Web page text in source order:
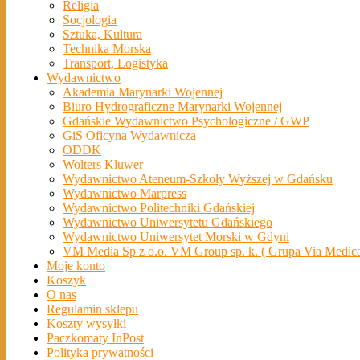
Religia
Socjologia
Sztuka, Kultura
Technika Morska
Transport, Logistyka
Wydawnictwo
Akademia Marynarki Wojennej
Biuro Hydrograficzne Marynarki Wojennej
Gdańskie Wydawnictwo Psychologiczne / GWP
GiS Oficyna Wydawnicza
ODDK
Wolters Kluwer
Wydawnictwo Ateneum-Szkoły Wyższej w Gdańsku
Wydawnictwo Marpress
Wydawnictwo Politechniki Gdańskiej
Wydawnictwo Uniwersytetu Gdańskiego
Wydawnictwo Uniwersytet Morski w Gdyni
VM Media Sp z o.o. VM Group sp. k. ( Grupa Via
Moje konto
Koszyk
O nas
Regulamin sklepu
Koszty wysyłki
Paczkomaty InPost
Polityka prywatności